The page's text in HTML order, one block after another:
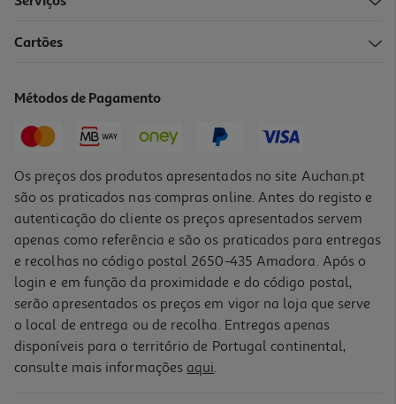
Cartões
Métodos de Pagamento
Os preços dos produtos apresentados no site Auchan.pt
são os praticados nas compras online. Antes do registo e
autenticação do cliente os preços apresentados servem
apenas como referência e são os praticados para entregas
e recolhas no código postal 2650-435 Amadora. Após o
login e em função da proximidade e do código postal,
serão apresentados os preços em vigor na loja que serve
o local de entrega ou de recolha. Entregas apenas
disponíveis para o território de Portugal continental,
consulte mais informações aqui.